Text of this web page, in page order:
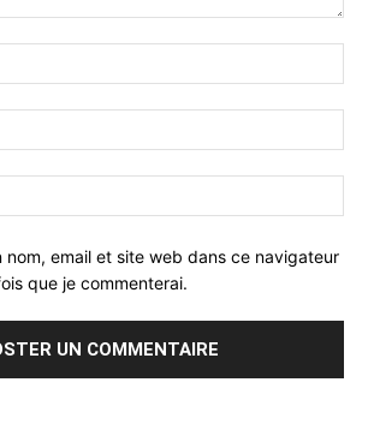
nom, email et site web dans ce navigateur
que je commenterai.